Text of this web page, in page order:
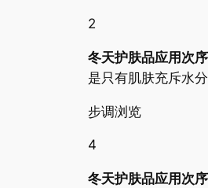
2
冬天护肤品应用次
是只有肌肤充斥水
步调浏览
4
冬天护肤品应用次